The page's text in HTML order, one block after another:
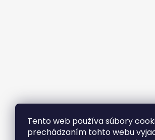
Tento web používa súbory
prechádzaním tohto webu